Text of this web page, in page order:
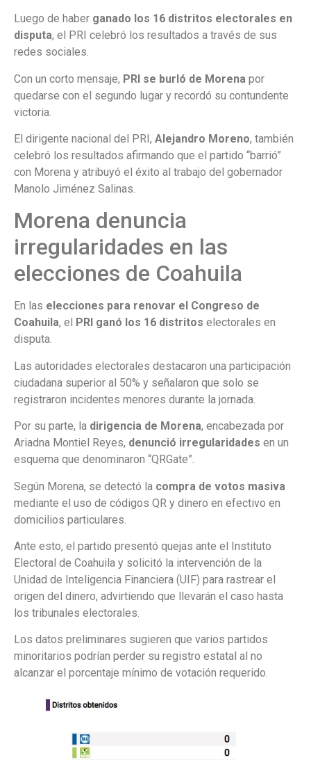
Luego de haber ganado los 16 distritos electorales en
disputa, el PRI celebró los resultados a través de sus
redes sociales.
Con un corto mensaje, PRI se burló de Morena por
quedarse con el segundo lugar y recordó su contundente
victoria.
El dirigente nacional del PRI, Alejandro Moreno, también
celebró los resultados afirmando que el partido “barrió”
con Morena y atribuyó el éxito al trabajo del gobernador
Manolo Jiménez Salinas.
Morena denuncia
irregularidades en las
elecciones de Coahuila
En las elecciones para renovar el Congreso de
Coahuila, el PRI ganó los 16 distritos electorales en
disputa.
Las autoridades electorales destacaron una participación
ciudadana superior al 50% y señalaron que solo se
registraron incidentes menores durante la jornada.
Por su parte, la dirigencia de Morena, encabezada por
Ariadna Montiel Reyes, denunció irregularidades en un
esquema que denominaron “QRGate”.
Según Morena, se detectó la compra de votos masiva
mediante el uso de códigos QR y dinero en efectivo en
domicilios particulares.
Ante esto, el partido presentó quejas ante el Instituto
Electoral de Coahuila y solicitó la intervención de la
Unidad de Inteligencia Financiera (UIF) para rastrear el
origen del dinero, advirtiendo que llevarán el caso hasta
los tribunales electorales.
Los datos preliminares sugieren que varios partidos
minoritarios podrían perder su registro estatal al no
alcanzar el porcentaje mínimo de votación requerido.